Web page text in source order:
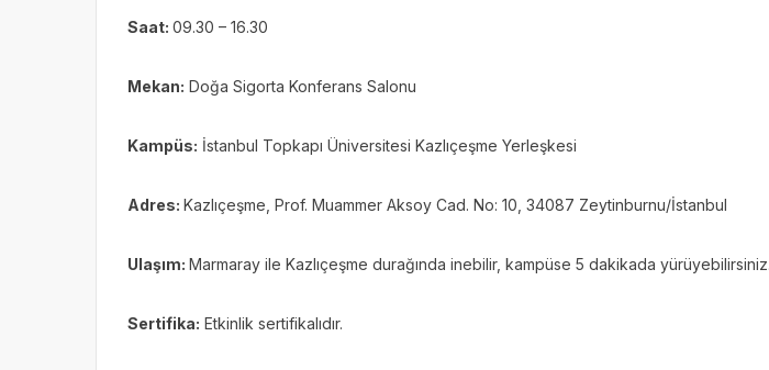
Saat: 09.30 – 16.30
Mekan: Doğa Sigorta Konferans Salonu
Kampüs: İstanbul Topkapı Üniversitesi Kazlıçeşme Yerleşkesi
Adres: Kazlıçeşme, Prof. Muammer Aksoy Cad. No: 10, 34087 Zeytinburnu/İstanbul
Ulaşım: Marmaray ile Kazlıçeşme durağında inebilir, kampüse 5 dakikada yürüyebilirsiniz.
Sertifika: Etkinlik sertifikalıdır.